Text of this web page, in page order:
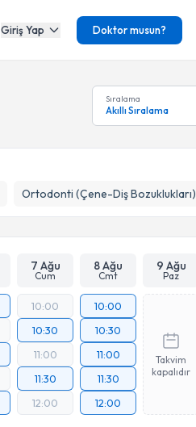
Giriş Yap Doktor musun?
Sıralama
Akıllı Sıralama
Ortodonti (Çene-Diş Bozuklukları)
7 Ağu
Cum
8 Ağu
Cmt
9 Ağu
Paz
10:00
10:30
11:00
11:30
12:00
10:00
10:30
11:00
11:30
12:00
Takvim
kapalıdır